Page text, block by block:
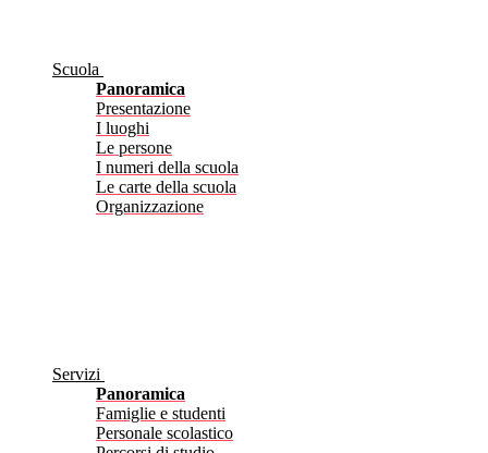
Scuola
Panoramica
Presentazione
I luoghi
Le persone
I numeri della scuola
Le carte della scuola
Organizzazione
Servizi
Panoramica
Famiglie e studenti
Personale scolastico